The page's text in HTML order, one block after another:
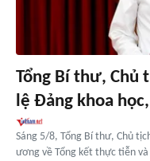
Tổng Bí thư,
lệ Đảng khoa
Sáng 5/8, Tổng Bí thư, Chủ
ương về Tổng kết thực tiễn